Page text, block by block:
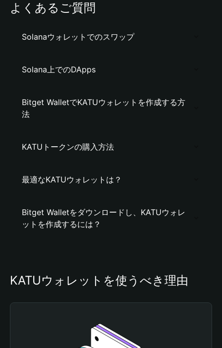
よくあるご質問
Solanaウォレットでのスワップ
Solana上でのDApps
Bitget WalletでKATUウォレットを作成する方
法
KATUトークンの購入方法
最適なKATUウォレットは？
Bitget Walletをダウンロードし、KATUウォレ
ットを作成するには？
KATUウォレットを使うべき理由